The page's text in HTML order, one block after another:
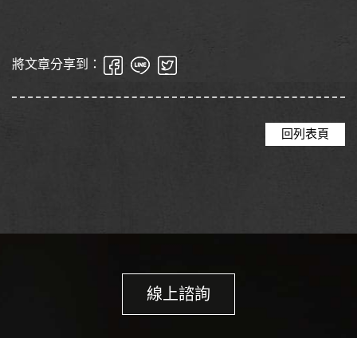
將文章分享到：
回列表頁
線上諮詢